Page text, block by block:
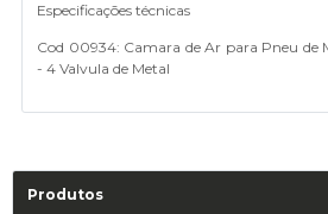
Especificações técnicas
Cod 00934: Camara de Ar para Pneu de
- 4 Valvula de Metal
Produtos